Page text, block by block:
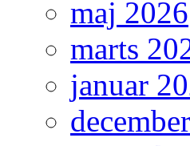
maj 2026
marts
januar